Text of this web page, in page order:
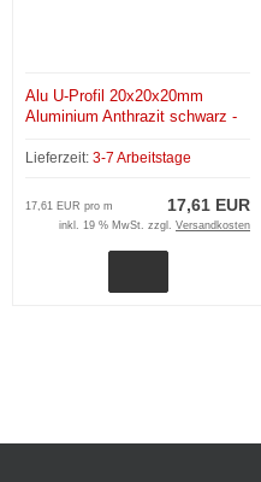
Alu U-Profil 20x20x20mm
Aluminium Anthrazit schwarz -
Lieferzeit: 3-7 Arbeitstage
17,61 EUR
17,61 EUR pro m
inkl. 19 % MwSt. zzgl. Versandkosten